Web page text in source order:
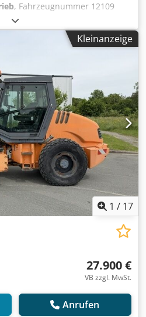
, Fahrzeugnummer 12109
& Zwischenverkauf
Kleinanzeige
1 / 17
27.900 €
VB zzgl. MwSt.
Anrufen